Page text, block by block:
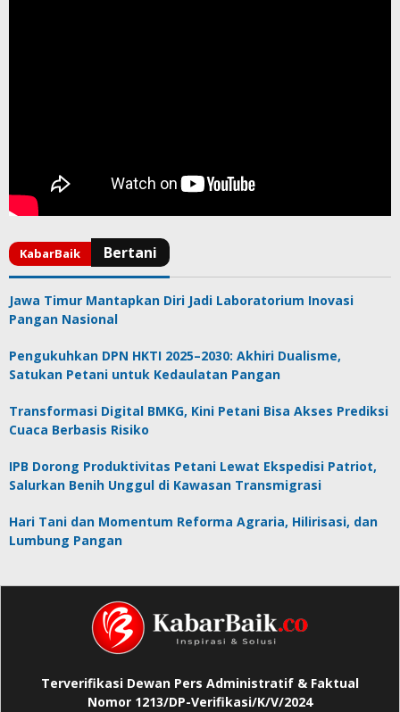
Jawa Timur Mantapkan Diri Jadi Laboratorium Inovasi
Pangan Nasional
Pengukuhkan DPN HKTI 2025–2030: Akhiri Dualisme,
Satukan Petani untuk Kedaulatan Pangan
Transformasi Digital BMKG, Kini Petani Bisa Akses Prediksi
Cuaca Berbasis Risiko
IPB Dorong Produktivitas Petani Lewat Ekspedisi Patriot,
Salurkan Benih Unggul di Kawasan Transmigrasi
Hari Tani dan Momentum Reforma Agraria, Hilirisasi, dan
Lumbung Pangan
Terverifikasi Dewan Pers Administratif & Faktual
Nomor 1213/DP-Verifikasi/K/V/2024